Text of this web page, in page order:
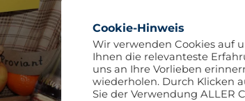
Cookie-Hinweis
Wir verwenden Cookies auf
Ihnen die relevanteste
uns an Ihre Vorlieben
wiederholen. Durch Klicken
Sie der Verwendung ALLER